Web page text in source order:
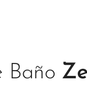
Baño